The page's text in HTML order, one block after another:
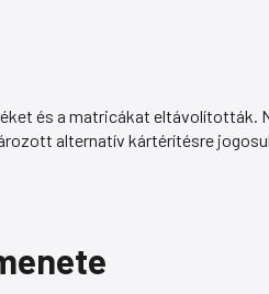
és a matricákat
alternatív kártérítésre